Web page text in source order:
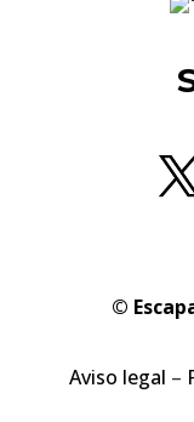
©
Aviso legal –